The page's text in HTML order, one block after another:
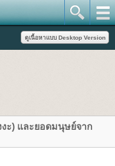
ะ) และยอดมนุษย์จาก